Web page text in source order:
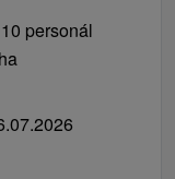
10 personál